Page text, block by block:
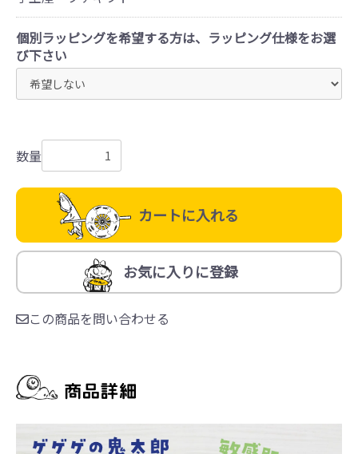
個別ラッピングを希望する方は、ラッピング仕様をお選
び下さい
数量
カートに入れる
お気に入りに登録
この商品を問い合わせる